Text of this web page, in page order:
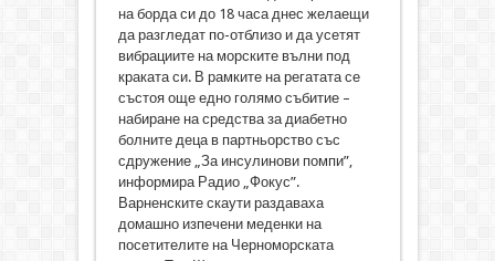
на борда си до 18 часа днес желаещи
да разгледат по-отблизо и да усетят
вибрациите на морските вълни под
краката си. В рамките на регатата се
състоя още едно голямо събитие –
набиране на средства за диабетно
болните деца в партньорство със
сдружение „За инсулинови помпи”,
информира Радио „Фокус”.
Варненските скаути раздаваха
домашно изпечени меденки на
посетителите на Черноморската